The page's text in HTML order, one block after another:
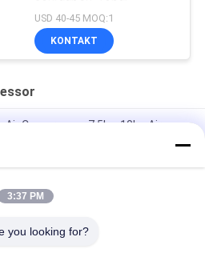
USD 40-45 MOQ:1
KONTAKT
Compressor 7.5kw 10hp Air
30HP 580KGS Blue
Riemenantrieb Stange des
3:37 PM
you looking for?